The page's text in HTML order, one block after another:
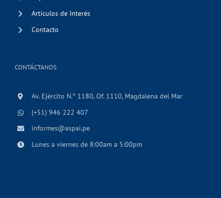
Artículos de Interés
Contacto
CONTÁCTANOS
Av. Ejército N.° 1180, Of. 1110, Magdalena del Mar
(+51) 946 222 407
informes@aspai.pe
Lunes a viernes de 8:00am a 5:00pm